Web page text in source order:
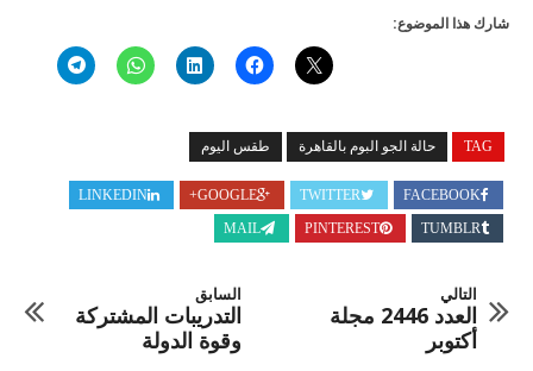
شارك هذا الموضوع:
TAG حالة الجو البوم بالقاهرة طقس اليوم
FACEBOOK
TWITTER
GOOGLE+
LINKEDIN
TUMBLR
PINTEREST
MAIL
السابق
التدريبات المشتركة
وقوة الدولة
التالي
العدد 2446 مجلة
أكتوبر